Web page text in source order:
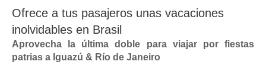
Ofrece a tus pasajeros unas vacaciones
inolvidables en Brasil
Aprovecha la última doble para viajar por fiestas
patrias a Iguazú & Río de Janeiro